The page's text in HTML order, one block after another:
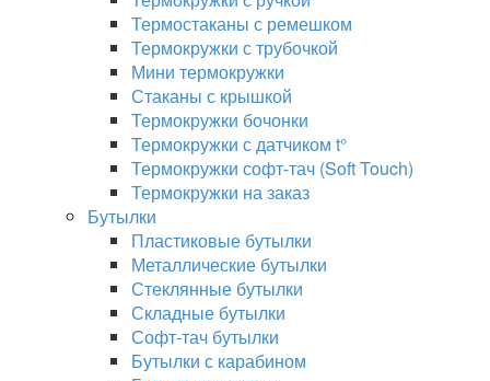
Термостаканы с ремешком
Термокружки с трубочкой
Мини термокружки
Стаканы с крышкой
Термокружки бочонки
Термокружки с датчиком t°
Термокружки софт-тач (Soft Touch)
Термокружки на заказ
Бутылки
Пластиковые бутылки
Металлические бутылки
Стеклянные бутылки
Складные бутылки
Софт-тач бутылки
Бутылки с карабином